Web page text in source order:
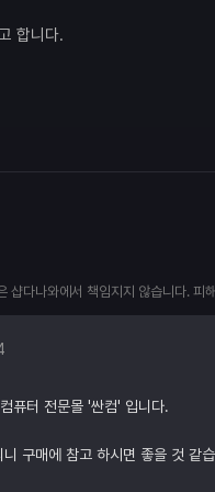
합니다.
샵다나와에서 책임지지 않습니다. 피
퓨터 전문몰 '싼컴' 입니다.
구매에 참고 하시면 좋을 것 같